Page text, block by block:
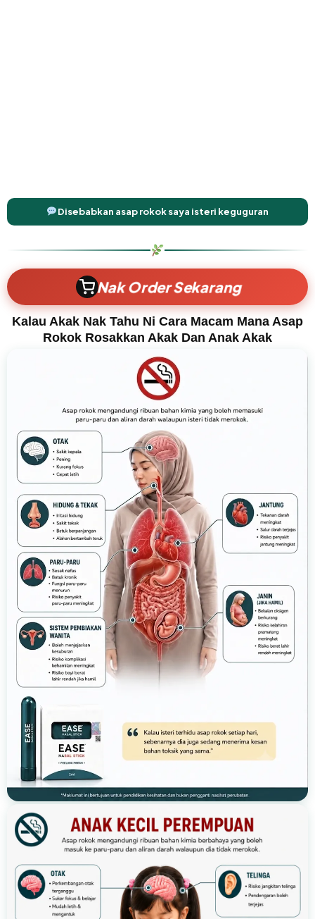
Disebabkan asap rokok saya isteri keguguran
Nak Order Sekarang
Kalau Akak Nak Tahu Ni Cara Macam Mana Asap
Rokok Rosakkan Akak Dan Anak Akak